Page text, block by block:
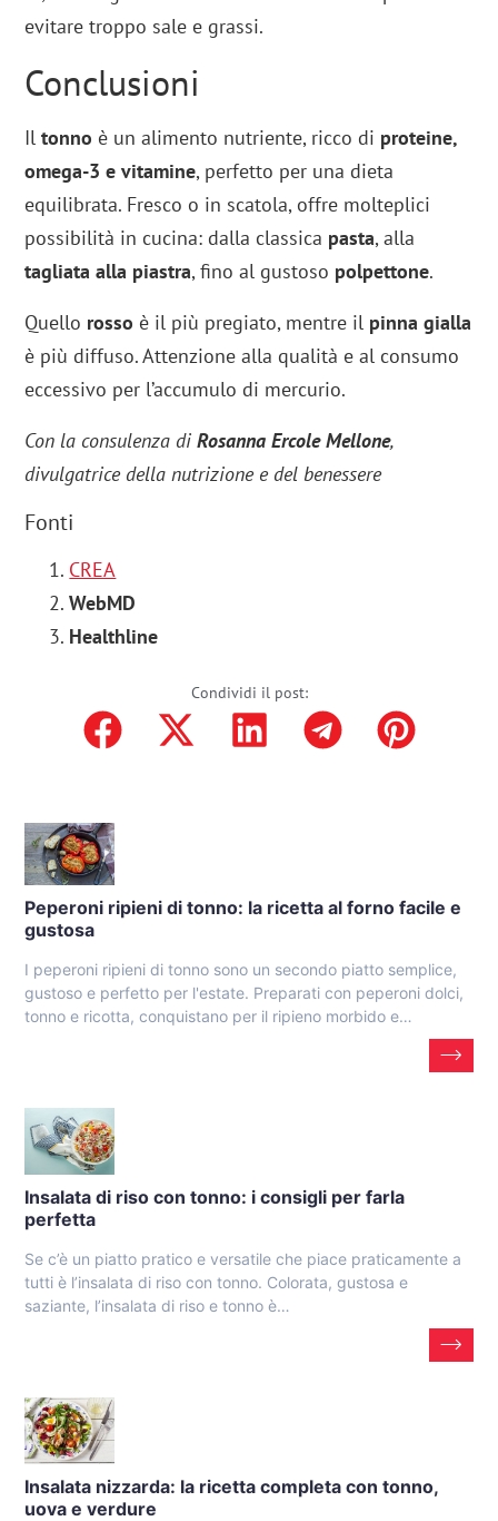
evitare troppo sale e grassi.
Conclusioni
Iltonno è un alimento nutriente, ricco di proteine,
omega-3 e vitamine, perfetto per una dieta
equilibrata. Fresco o in scatola, offre molteplici
possibilità in cucina: dalla classica pasta, alla
tagliata alla piastra, fino al gustoso polpettone.
Quello rosso è il più pregiato, mentre il pinna gialla
è più diffuso. Attenzione alla qualità e al consumo
eccessivo per l’accumulo di mercurio.
Con la consulenza diRosanna Ercole Mellone,
divulgatrice della nutrizione e del benessere
Fonti
CREA
WebMD
Healthline
Condividi il post:
Peperoni ripieni di tonno: la ricetta al forno facile e
gustosa
I peperoni ripieni di tonno sono un secondo piatto semplice,
gustoso e perfetto per l'estate. Preparati con peperoni dolci,
tonno e ricotta, conquistano per il ripieno morbido e…
Insalata di riso con tonno: i consigli per farla
perfetta
Se c’è un piatto pratico e versatile che piace praticamente a
tutti è l’insalata di riso con tonno. Colorata, gustosa e
saziante, l’insalata di riso e tonno è…
Insalata nizzarda: la ricetta completa con tonno,
uova e verdure